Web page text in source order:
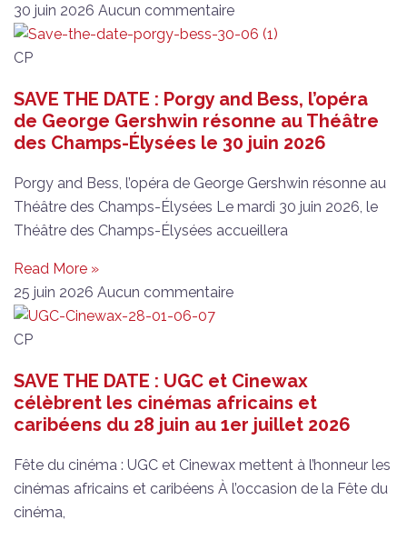
30 juin 2026 Aucun commentaire
CP
SAVE THE DATE : Porgy and Bess, l’opéra
de George Gershwin résonne au Théâtre
des Champs-Élysées le 30 juin 2026
Porgy and Bess, l’opéra de George Gershwin résonne au
Théâtre des Champs-Élysées Le mardi 30 juin 2026, le
Théâtre des Champs-Élysées accueillera
Read More »
25 juin 2026 Aucun commentaire
CP
SAVE THE DATE : UGC et Cinewax
célèbrent les cinémas africains et
caribéens du 28 juin au 1er juillet 2026
Fête du cinéma : UGC et Cinewax mettent à l’honneur les
cinémas africains et caribéens À l’occasion de la Fête du
cinéma,